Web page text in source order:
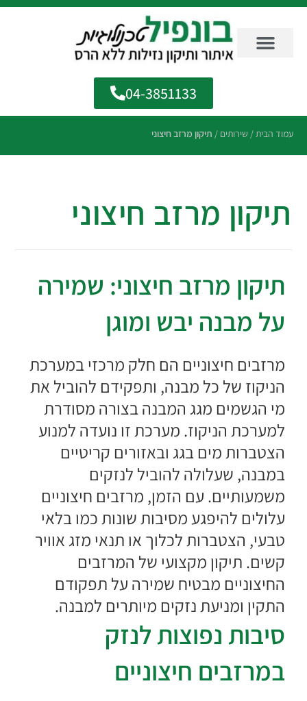
04-3851133
עמוד הבית/ שירותים / תיקון מרזב חיצוני
תיקון מרזב חיצוני
תיקון מרזב חיצוני: שמירה
על מבנה יבש ומוגן
מרזבים חיצוניים הם חלק מרכזי במערכת
הניקוז של כל מבנה, ותפקידם להוביל את
מי הגשמים מגג המבנה בצורה מסודרת
למערכת הניקוז. מערכת זו נועדה למנוע
הצטברות מים בגג ובאזורים קריטיים
במבנה, שעלולה להוביל לנזקים
משמעותיים. עם הזמן, מרזבים חיצוניים
עלולים להיפגע מסיבות שונות כמו בלאי
טבעי, הצטברות לכלוך או תנאי מזג אוויר
קשים. תיקון מקצועי של המרזבים
החיצוניים מבטיח שמירה על תפקודם
התקין ומניעת נזקים מיותרים למבנה.
סיבות נפוצות לנזק
במרזבים חיצוניים